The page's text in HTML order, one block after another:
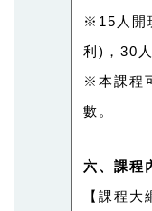
※15人開
利)，30
※本課程
數。
六、課程
【課程大